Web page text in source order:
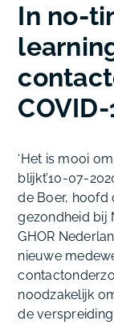
In no-
COVID-
‘Het is mooi
blijkt’10-07-
de Boer, hoofd
gezondheid bij
GHOR
nieuwe
noodzakelijk
de